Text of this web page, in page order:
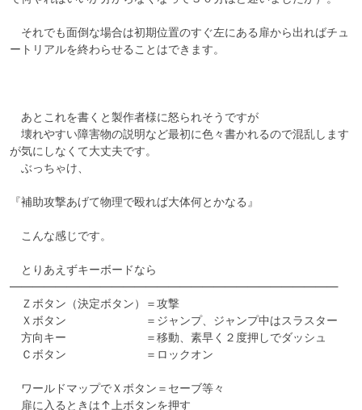
それでも面倒な場合は初期位置のすぐ左にある扉から出ればチュ
ートリアルを終わらせることはできます。
あとこれを書くと製作者様に怒られそうですが
壊れやすい障害物の説明など最初に色々書かれるので混乱します
が気にしなくて大丈夫です。
ぶっちゃけ、
『補助攻撃あげて物理で殴れば大体何とかなる』
こんな感じです。
とりあえずキーボードなら
―――――――――――――――――――――――――――――
Ｚボタン（決定ボタン）＝攻撃
Ｘボタン　　　　　　　＝ジャンプ、ジャンプ中はスラスター
方向キー　　　　　　　＝移動、素早く２度押しでダッシュ
Ｃボタン　　　　　　　＝ロックオン
ワールドマップでＸボタン＝セーブ等々
扉に入るときは↑上ボタンを押す